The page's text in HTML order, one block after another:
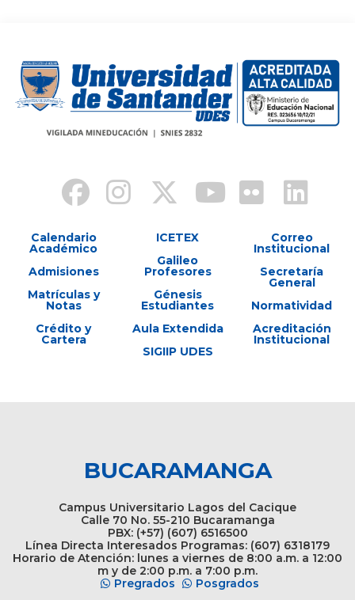
Calendario
Académico
Admisiones
Matrículas y
Notas
Crédito y
Cartera
ICETEX
Galileo
Profesores
Génesis
Estudiantes
Aula Extendida
SIGIIP UDES
Correo
Institucional
Secretaría
General
Normatividad
Acreditación
Institucional
BUCARAMANGA
Campus Universitario Lagos del Cacique
Calle 70 No. 55-210 Bucaramanga
PBX: (+57) (607) 6516500
Línea Directa Interesados Programas: (607) 6318179
Horario de Atención: lunes a viernes de 8:00 a.m. a 12:00
m y de 2:00 p.m. a 7:00 p.m.
Pregrados
Posgrados